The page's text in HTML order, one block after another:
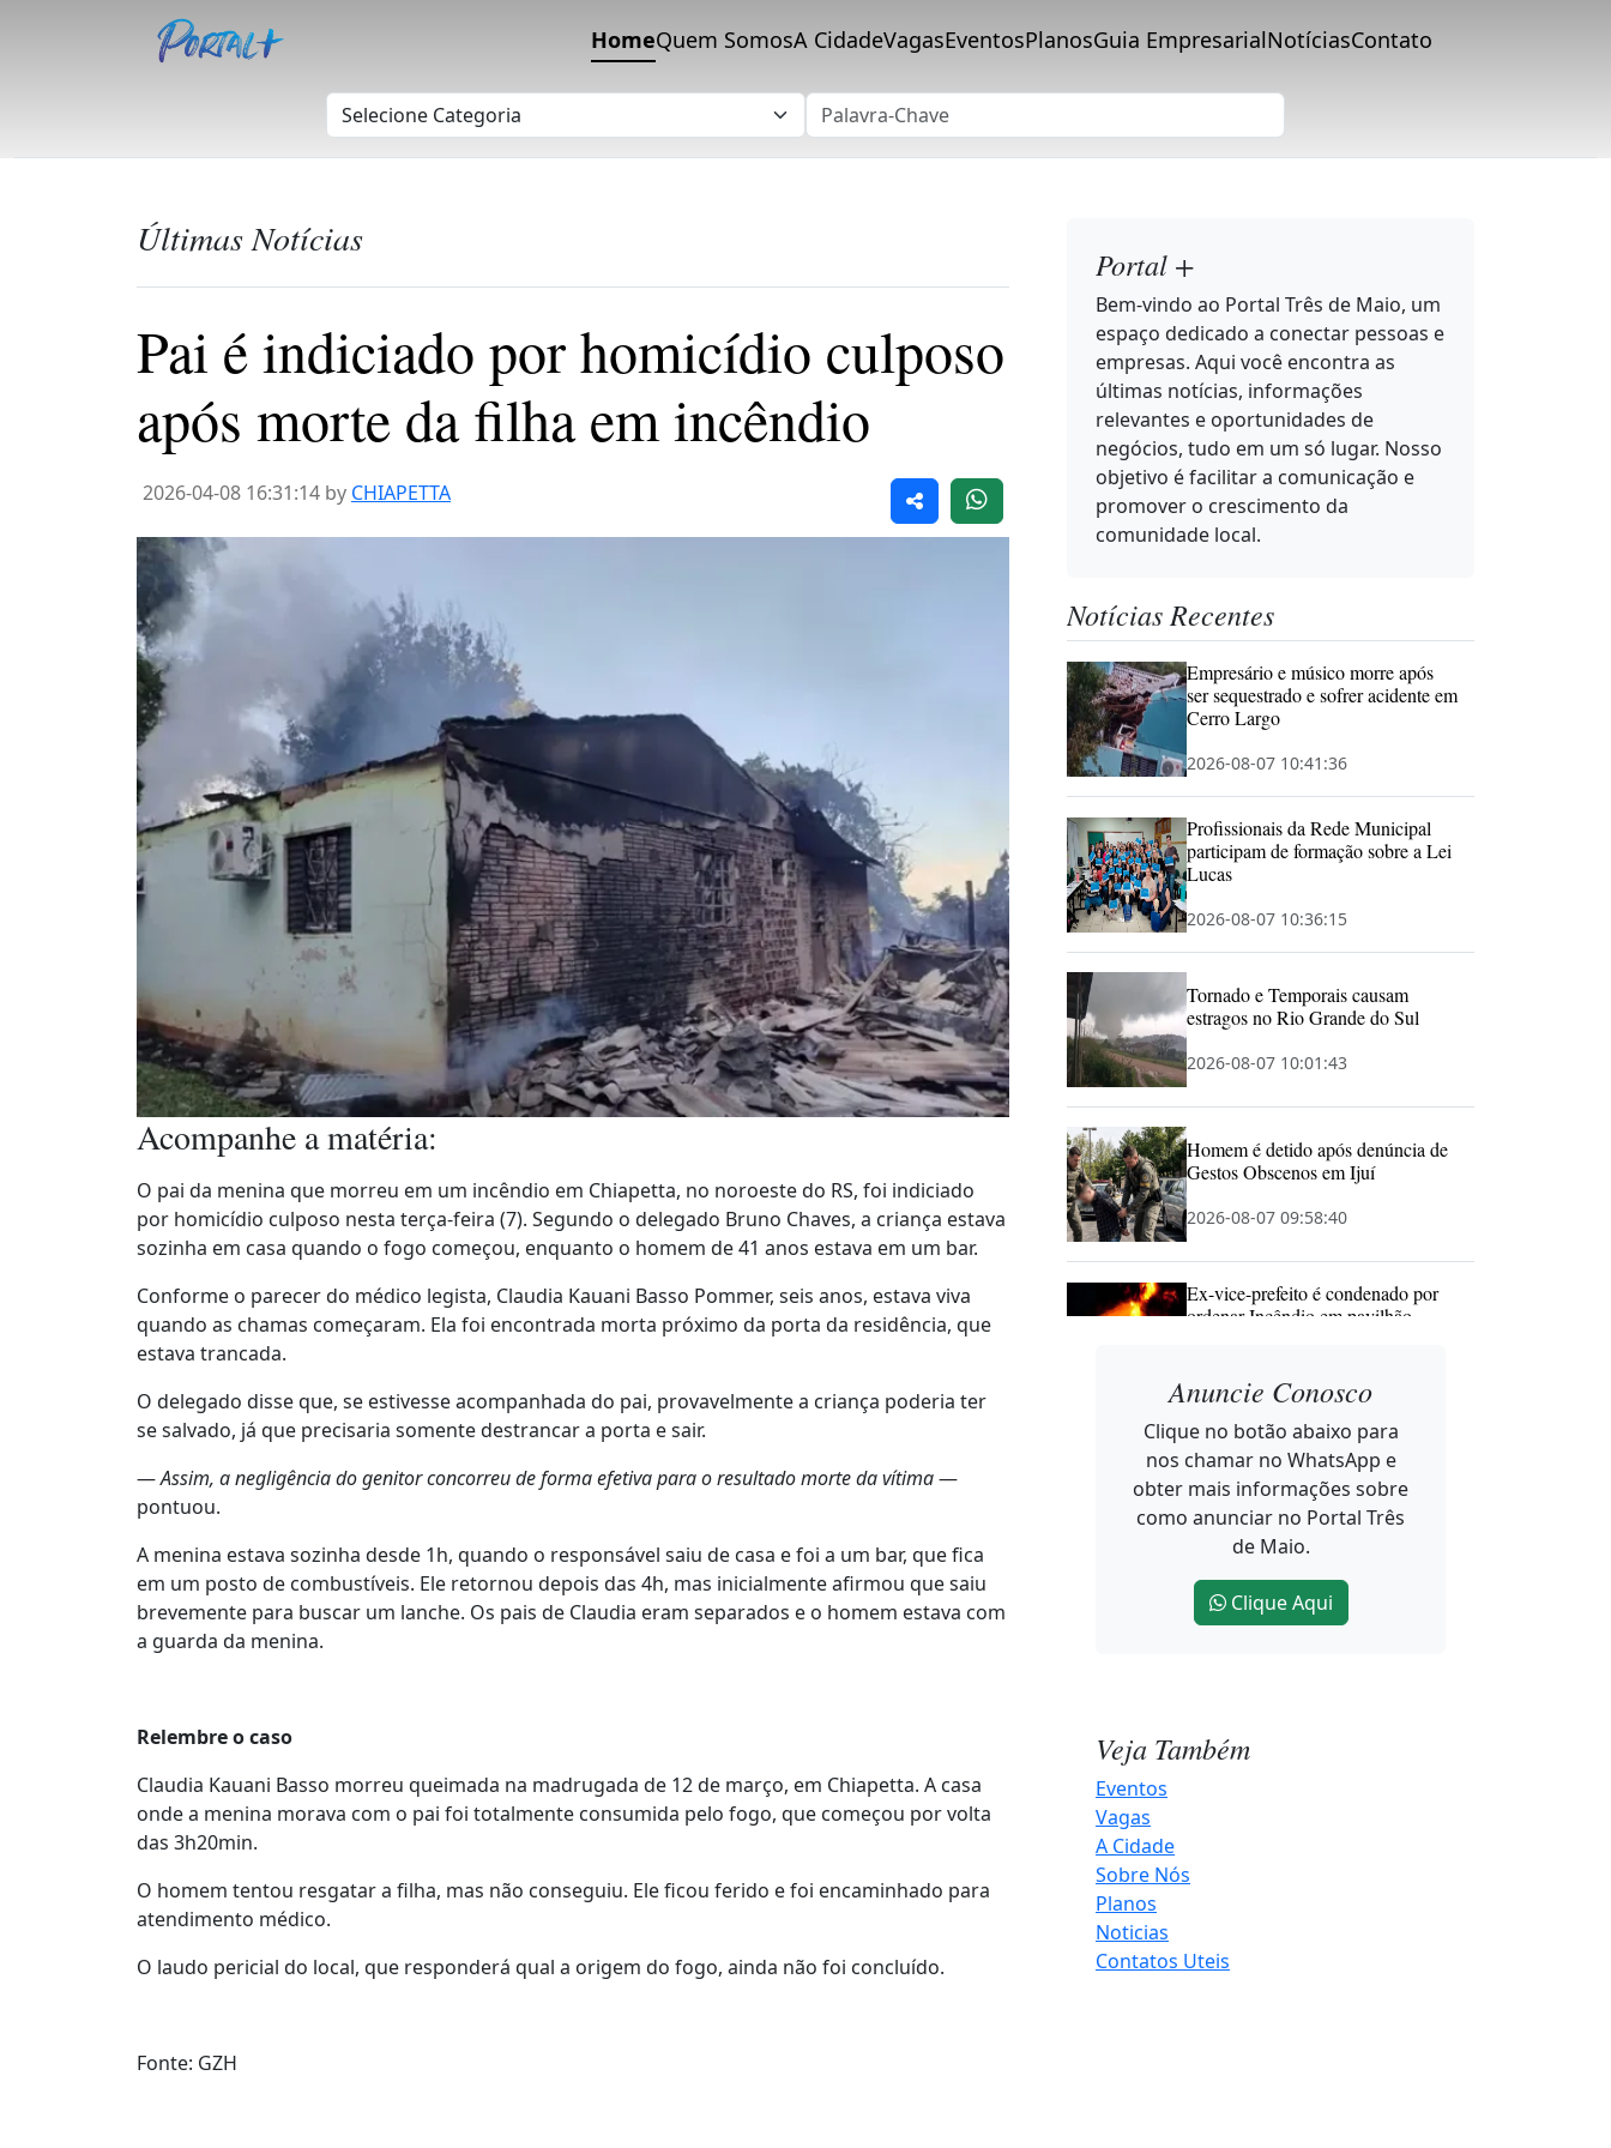
HomeQuem SomosA CidadeVagasEventosPlanosGuia EmpresarialNotíciasContato
Últimas Notícias
Pai é indiciado por homicídio culposo
após morte da filha em incêndio
2026-04-08 16:31:14 by CHIAPETTA
Acompanhe a matéria:
O pai da menina que morreu em um incêndio em Chiapetta, no noroeste do RS, foi indiciado
por homicídio culposo nesta terça-feira (7). Segundo o delegado Bruno Chaves, a criança estava
sozinha em casa quando o fogo começou, enquanto o homem de 41 anos estava em um bar.
Conforme o parecer do médico legista, Claudia Kauani Basso Pommer, seis anos, estava viva
quando as chamas começaram. Ela foi encontrada morta próximo da porta da residência, que
estava trancada.
O delegado disse que, se estivesse acompanhada do pai, provavelmente a criança poderia ter
se salvado, já que precisaria somente destrancar a porta e sair.
—Assim, a negligência do genitor concorreu de forma efetiva para o resultado morte da vítima—
pontuou.
A menina estava sozinha desde 1h, quando o responsável saiu de casa e foi a um bar, que fica
em um posto de combustíveis. Ele retornou depois das 4h, mas inicialmente afirmou que saiu
brevemente para buscar um lanche. Os pais de Claudia eram separados e o homem estava com
a guarda da menina.
Relembre o caso
Claudia Kauani Basso morreu queimada na madrugada de 12 de março, em Chiapetta. A casa
onde a menina morava com o pai foi totalmente consumida pelo fogo, que começou por volta
das 3h20min.
O homem tentou resgatar a filha, mas não conseguiu. Ele ficou ferido e foi encaminhado para
atendimento médico.
O laudo pericial do local, que responderá qual a origem do fogo, ainda não foi concluído.
Fonte: GZH
Portal +
Bem-vindo ao Portal Três de Maio, um
espaço dedicado a conectar pessoas e
empresas. Aqui você encontra as
últimas notícias, informações
relevantes e oportunidades de
negócios, tudo em um só lugar. Nosso
objetivo é facilitar a comunicação e
promover o crescimento da
comunidade local.
Notícias Recentes
Empresário e músico morre após
ser sequestrado e sofrer acidente em
Cerro Largo
2026-08-07 10:41:36
Profissionais da Rede Municipal
participam de formação sobre a Lei
Lucas
2026-08-07 10:36:15
Tornado e Temporais causam
estragos no Rio Grande do Sul
2026-08-07 10:01:43
Homem é detido após denúncia de
Gestos Obscenos em Ijuí
2026-08-07 09:58:40
Ex-vice-prefeito é condenado por
ordenar Incêndio em pavilhão
2026-08-07 09:57:20
Náthali Kuster inaugura consultório
de Odontologia Especializada em
Três de Maio
2026-08-07 09:46:19
Caminhos do Tempo apresenta
Rotas Turísticas de Três de Maio no
Happy Hour abre contagem
Maio
Anuncie Conosco
Clique no botão abaixo para
nos chamar no WhatsApp e
obter mais informações sobre
como anunciar no Portal Três
de Maio.
Clique Aqui
Veja Também
Eventos
Vagas
A Cidade
Sobre Nós
Planos
Noticias
Contatos Uteis